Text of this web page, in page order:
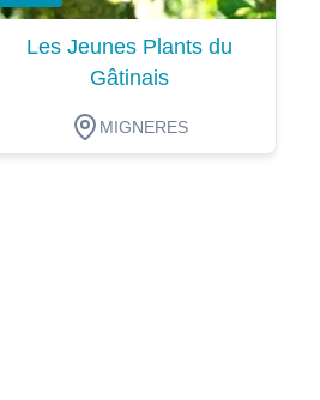
Les Jeunes Plants du
Gâtinais
MIGNERES